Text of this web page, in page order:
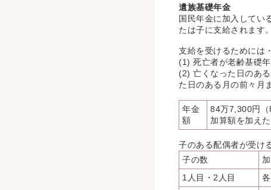
遺族基礎年金
国民年金に加入してい
たは子に支給されます。
支給を受けるためには
(1) 死亡者が老齢基礎
(2) 亡くなった日のあ
た日のある月の前々月
年金
額
84万7,300円
加算額を加え
子のある配偶者が受け
子の数
1人目・2人目